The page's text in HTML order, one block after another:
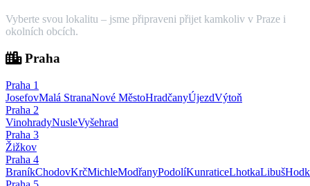
Vyberte svou lokalitu – jsme připraveni přijet kamkoliv v Praze i
okolních obcích.
Praha
Praha 1
JosefovMalá StranaNové MěstoHradčanyÚjezdVýtoň
Praha 2
VinohradyNusleVyšehrad
Praha 3
Žižkov
Praha 4
BraníkChodovKrčMichleModřanyPodolíKunraticeLhotkaLibuš